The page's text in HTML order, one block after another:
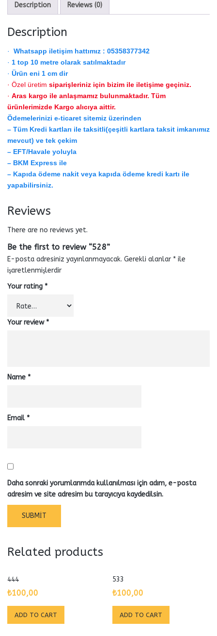
Description Reviews (0)
Description
·
Whatsapp iletişim hattımız : 05358377342
· 1 top 10 metre olarak satılmaktadır
· Ürün eni 1 cm dir
· Özel üretim siparişleriniz için bizim ile iletişime geçiniz.
· Aras kargo ile anlaşmamız bulunmaktadır. Tüm
ürünlerimizde Kargo alıcıya aittir.
Ödemelerinizi e-ticaret sitemiz üzerinden
– Tüm Kredi kartları ile taksitli(çeşitli kartlara taksit imkanımız
mevcut) ve tek çekim
– EFT/Havale yoluyla
– BKM Express ile
– Kapıda ödeme nakit veya kapıda ödeme kredi kartı ile
yapabilirsiniz.
Reviews
There are no reviews yet.
Be the first to review “528”
E-posta adresiniz yayınlanmayacak. Gerekli alanlar * ile
işaretlenmişlerdir
Your rating *
Your review *
Name *
Email *
Daha sonraki yorumlarımda kullanılması için adım, e-posta
adresim ve site adresim bu tarayıcıya kaydedilsin.
Related products
444
₺100,00
ADD TO CART
533
₺100,00
ADD TO CART